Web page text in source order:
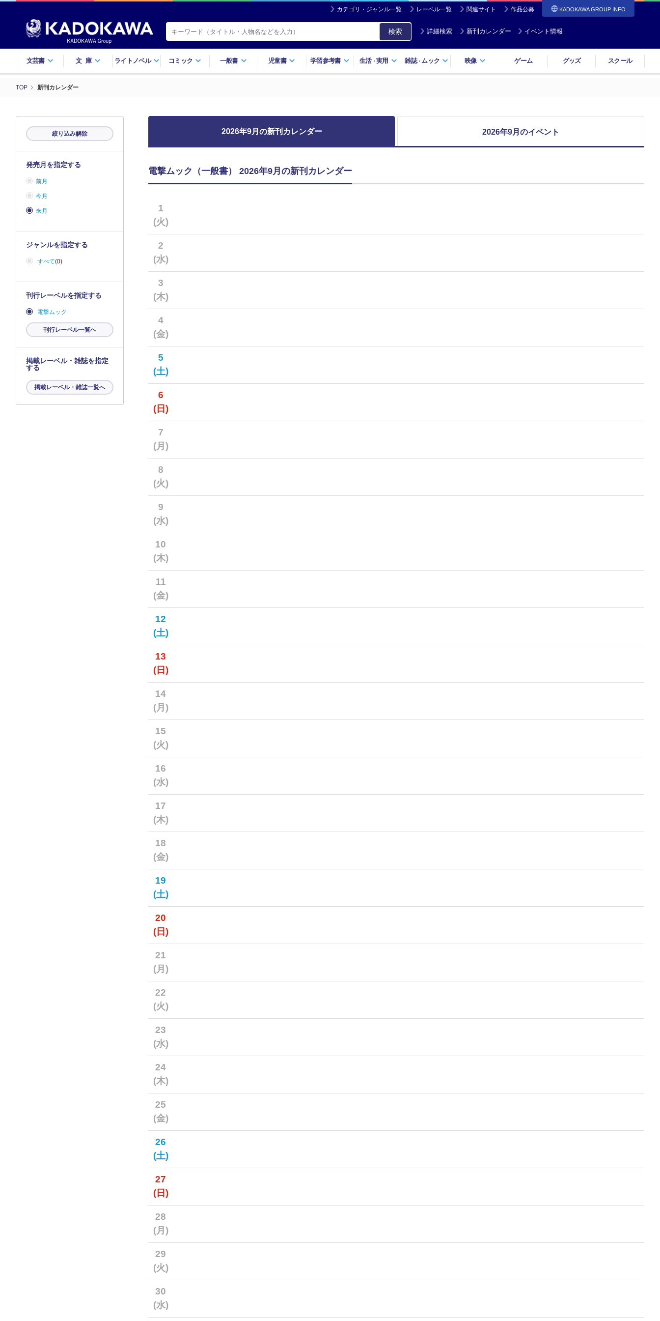
カテゴリ・ジャンル一覧 レーベル一覧 関連サイト 作品公募 KADOKAWA GROUP INFO
検索 詳細検索 新刊カレンダー イベント情報
文芸書 文庫 ライトノベル コミック 一般書 児童書 学習参考書 生活・実用 雑誌・ ムック 映像 ゲーム グッズ スクール
TOP 新刊カレンダー
2026年9月の新刊カレンダー 2026年9月のイベント
電撃ムック（一般書） 2026年9月の新刊カレンダー
1
(火)
2
(水)
3
(木)
4
(金)
5
(土)
6
(日)
7
(月)
8
(火)
9
(水)
10
(木)
11
(金)
12
(土)
13
(日)
14
(月)
15
(火)
16
(水)
17
(木)
18
(金)
19
(土)
20
(日)
21
(月)
22
(火)
23
(水)
24
(木)
25
(金)
26
(土)
27
(日)
28
(月)
29
(火)
30
(水)
絞り込み解除
発売月を指定する
前月
今月
来月
ジャンルを指定する
すべて(0)
刊行レーベルを指定する
電撃ムック
刊行レーベル一覧へ
掲載レーベル・雑誌を指定
する
掲載レーベル・雑誌一覧へ